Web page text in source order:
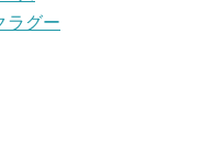
ラグー